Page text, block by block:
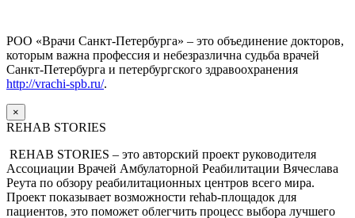
РОО «Врачи Санкт-Петербурга» – это объединение докторов,
которым важна профессия и небезразлична судьба врачей
Санкт-Петербурга и петербургского здравоохранения
http://vrachi-spb.ru/.
×
REHAB STORIES
REHAB STORIES – это авторский проект руководителя
Ассоциации Врачей Амбулаторной Реабилитации Вячеслава
Реута по обзору реабилитационных центров всего мира.
Проект показывает возможности rehab-площадок для
пациентов, это поможет облегчить процесс выбора лучшего